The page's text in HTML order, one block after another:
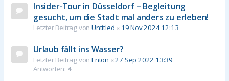
Insider-Tour in Düsseldorf – Begleitung
gesucht, um die Stadt mal anders zu erleben!
Letzter Beitrag von Untitled « 19 Nov 2024 12:13
Urlaub fällt ins Wasser?
Letzter Beitrag von Enton «27 Sep 2022 13:39
Antworten: 4